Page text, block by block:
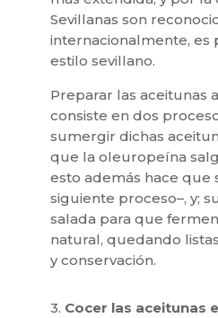
Sevillanas son
internacionalmente, es
estilo sevillano.
Preparar las aceitunas
consiste en dos
sumergir dichas
que la oleuropeína
esto además hace que
siguiente proceso–, y;
salada para que
natural, quedando
y conservación.
3. Cocer las aceitunas